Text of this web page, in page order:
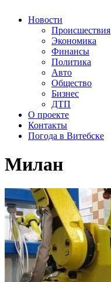
Новости
Происшествия
Экономика
Финансы
Политика
Авто
Общество
Бизнес
ДТП
О проекте
Контакты
Погода в Витебске
Милан